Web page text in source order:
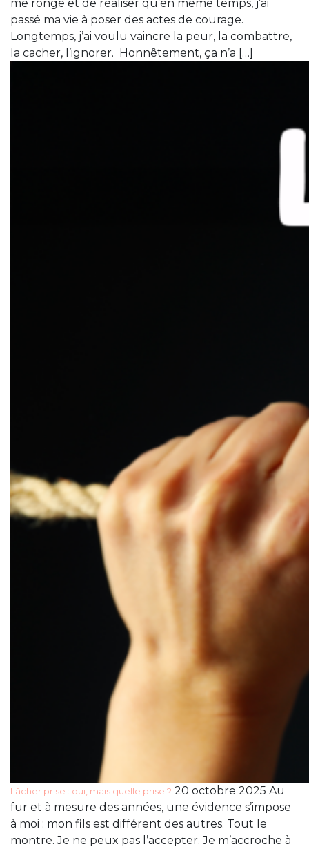
me ronge et de réaliser qu’en même temps, j’ai
passé ma vie à poser des actes de courage.
Longtemps, j’ai voulu vaincre la peur, la combattre,
la cacher, l’ignorer. Honnêtement, ça n’a […]
Lâcher prise : oui, mais quelle prise ? 20 octobre 2025 Au
fur et à mesure des années, une évidence s’impose
à moi : mon fils est différent des autres. Tout le
montre. Je ne peux pas l’accepter. Je m’accroche à